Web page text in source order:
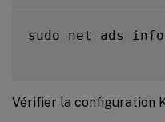
sudo net ads info
Vérifier la configuration